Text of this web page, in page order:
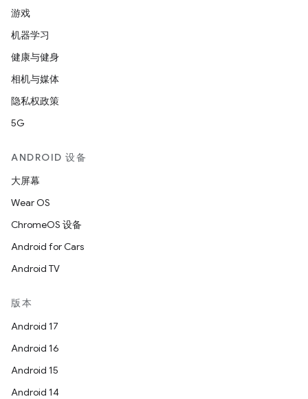
游戏
机器学习
健康与健身
相机与媒体
隐私权政策
5G
ANDROID 设备
大屏幕
Wear OS
ChromeOS 设备
Android for Cars
Android TV
版本
Android 17
Android 16
Android 15
Android 14